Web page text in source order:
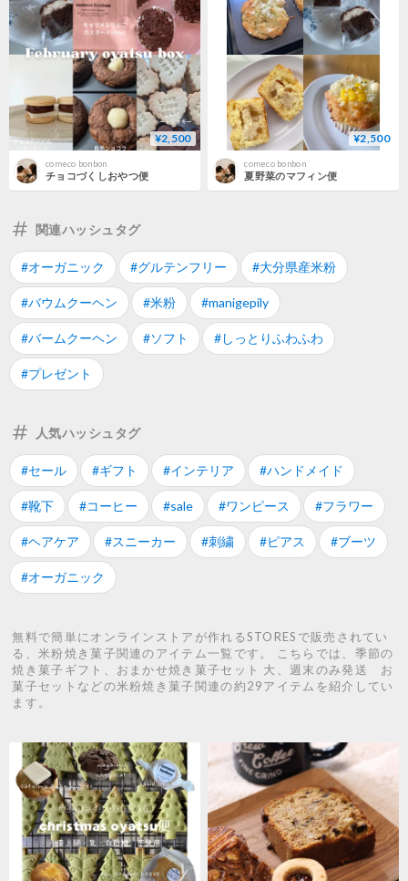
¥2,500
comeco bonbon
チョコづくしおやつ便
¥2,500
comeco bonbon
夏野菜のマフィン便
関連ハッシュタグ
#オーガニック #グルテンフリー #大分県産米粉
#バウムクーヘン #米粉 #manigepily
#バームクーヘン #ソフト #しっとりふわふわ
#プレゼント
人気ハッシュタグ
#セール #ギフト #インテリア #ハンドメイド
#靴下 #コーヒー #sale #ワンピース #フラワー
#ヘアケア #スニーカー #刺繍 #ピアス #ブーツ
#オーガニック
無料で簡単にオンラインストアが作れるSTORESで販売されてい
る、米粉焼き菓子関連のアイテム一覧です。 こちらでは、季節の
焼き菓子ギフト、おまかせ焼き菓子セット 大、週末のみ発送 お
菓子セットなどの米粉焼き菓子関連の約29アイテムを紹介してい
ます。